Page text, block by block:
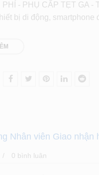
PHÍ - PHỤ CẤP TẸT GA
bị di động,
Nhân viên Giao nhận
0 bình luân